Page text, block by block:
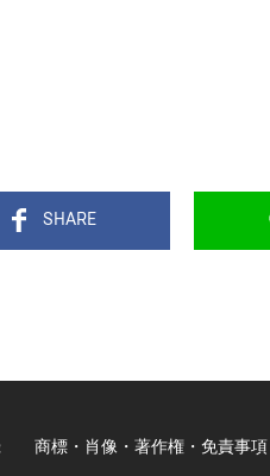
SHARE
商標・肖像・著作権・免責事項